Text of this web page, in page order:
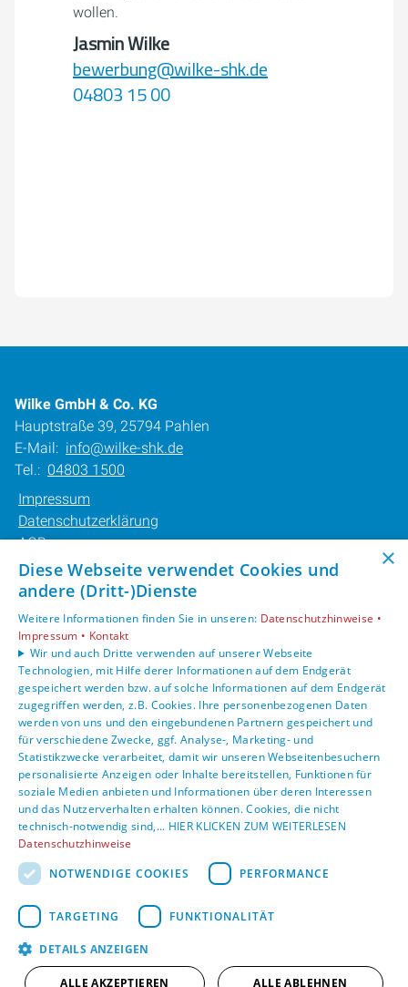
wollen.
Jasmin Wilke
bewerbung@wilke-shk.de
04803 15 00
Wilke GmbH & Co. KG
Hauptstraße 39, 25794 Pahlen
E-Mail: info@wilke-shk.de
Tel.: 04803 1500
Impressum
Datenschutzerklärung
AGB
Barrierefreiheitserklärung
Privatkunden
Karriere
Unternehmen
Kontakt
×
Diese Webseite verwendet Cookies und
andere (Dritt-)Dienste
Weitere Informationen finden Sie in unseren: Datenschutzhinweise •
Impressum • Kontakt
Wir und auch Dritte verwenden auf unserer Webseite
Technologien, mit Hilfe derer Informationen auf dem Endgerät
gespeichert werden bzw. auf solche Informationen auf dem Endgerät
zugegriffen werden, z.B. Cookies. Ihre personenbezogenen Daten
werden von uns und den eingebundenen Partnern gespeichert und
für verschiedene Zwecke, ggf. Analyse-, Marketing- und
Statistikzwecke verarbeitet, damit wir unseren Webseitenbesuchern
personalisierte Anzeigen oder Inhalte bereitstellen, Funktionen für
soziale Medien anbieten und Informationen über deren Interessen
und das Nutzerverhalten erhalten können. Cookies, die nicht
technisch-notwendig sind,... HIER KLICKEN ZUM WEITERLESEN
Datenschutzhinweise
NOTWENDIGE COOKIES
PERFORMANCE
TARGETING FUNKTIONALITÄT
DETAILS ANZEIGEN
ALLE AKZEPTIEREN ALLE ABLEHNEN